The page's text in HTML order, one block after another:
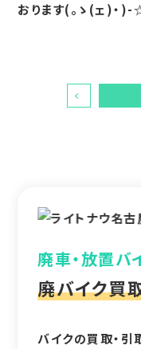
おります(。ゝ(ェ)・
廃車・放置バ
廃バイク買
バイクの買取・引